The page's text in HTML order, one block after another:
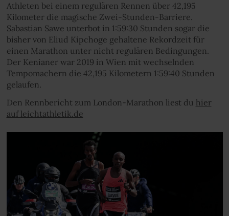
Athleten bei einem regulären Rennen über 42,195
Kilometer die magische Zwei-Stunden-Barriere.
Sabastian Sawe unterbot in 1:59:30 Stunden sogar die
bisher von Eliud Kipchoge gehaltene Rekordzeit für
einen Marathon unter nicht regulären Bedingungen.
Der Kenianer war 2019 in Wien mit wechselnden
Tempomachern die 42,195 Kilometern 1:59:40 Stunden
gelaufen.
Den Rennbericht zum London-Marathon liest du hier
auf leichtathletik.de